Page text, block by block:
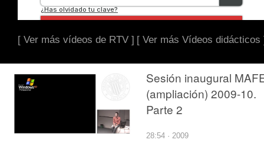
[ Ver más vídeos de RTV ] [ Ver más Vídeos didácticos
Sesión inaugural
(ampliación) 2009-10.
Parte 2
28:54 · 2009